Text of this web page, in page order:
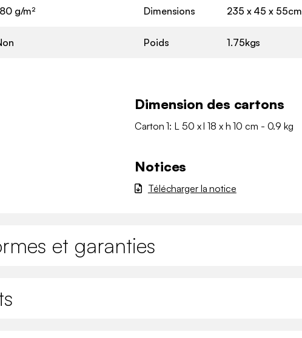
g/m² Dimensions 235 x 45 x 55cm
Poids 1.75kgs
Dimension des cartons
Carton 1: L 50 x l 18 x h 10 cm - 0.9 kg
Notices
Télécharger la notice
et garanties